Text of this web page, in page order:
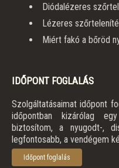
Diódalézeres
Lézeres
Miért fakó a bőröd
IDŐPONT FOGLALÁS
Szolgáltatásaimat időpont
időpontban kizárólag
biztosítom, a nyugodt-,
legfontosabb, a vendégem
Időpont foglalás